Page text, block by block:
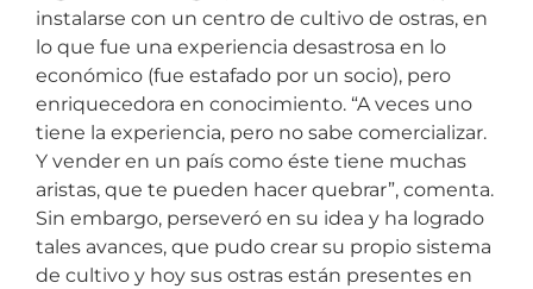
instalarse con un centro de cultivo de ostras, en
lo que fue una experiencia desastrosa en lo
económico (fue estafado por un socio), pero
enriquecedora en conocimiento. “A veces uno
tiene la experiencia, pero no sabe comercializar.
Y vender en un país como éste tiene muchas
aristas, que te pueden hacer quebrar”, comenta.
Sin embargo, perseveró en su idea y ha logrado
tales avances, que pudo crear su propio sistema
de cultivo y hoy sus ostras están presentes en